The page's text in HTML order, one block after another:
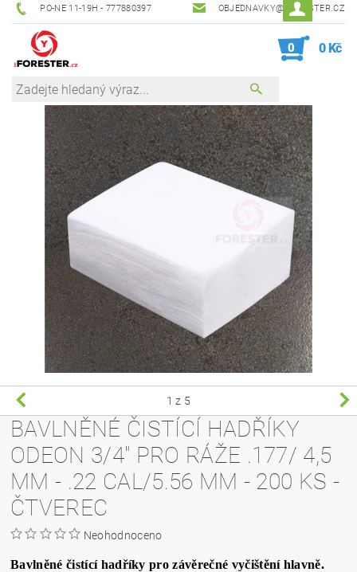
PO-NE 11-19H - 777880397 OBJEDNAVKY@IFORESTER.CZ
0 0 Kč
1 z 5
BAVLNĚNÉ ČISTÍCÍ HADŘÍKY
ODEON 3/4" PRO RÁŽE .177/ 4,5
MM - .22 CAL/5.56 MM - 200 KS -
ČTVEREC
Neohodnoceno
Bavlněné čistící hadříky pro závěrečné vyčištění hlavně.